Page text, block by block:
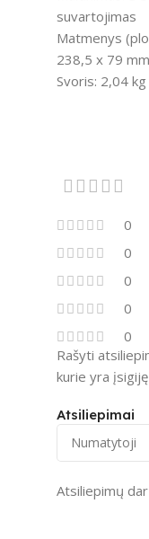
suvartojimas
Matmenys
238,5 x 79 mm
Svoris: 2,04 kg
0
0
0
0
0
Atsiliepimai
Atsiliepimų
Rašyti
kurie yra